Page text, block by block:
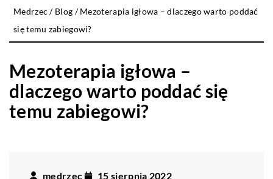
Medrzec / Blog /Mezoterapia igłowa – dlaczego warto poddać
się temu zabiegowi?
Mezoterapia igłowa –
dlaczego warto poddać się
temu zabiegowi?
medrzec
15 sierpnia 2022